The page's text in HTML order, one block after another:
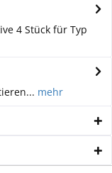
4 Stück für Typ
mehr